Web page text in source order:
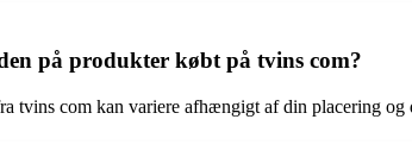
på produkter købt på tvins com?
tvins com kan variere afhængigt af din placering og